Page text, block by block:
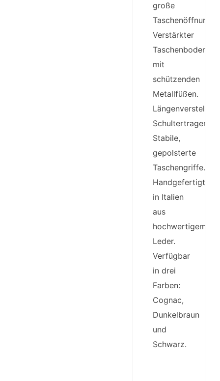
große
Taschenöffnung.
Verstärkter
Taschenboden
mit
schützenden
Metallfüßen.
Stabile,
gepolsterte
Taschengriffe.
Handgefertigt
in Italien
aus
hochwertigem
Leder.
Verfügbar
in drei
Farben:
Cognac,
Dunkelbraun
und
Schwarz.